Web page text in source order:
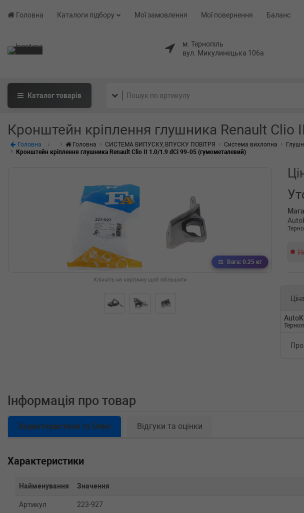
Головна Каталоги підбору Мої замовлення Мої повернення Баланс
м. Тернопіль
вул. Микулинецька 106а
Каталогтоварів
Кронштейн кріплення глушника Renault
Головна Головна СИСТЕМА ВИПУСКУ, ВПУСКУ ПОВІТРЯ Система вихлопна
Кронштейн кріплення глушника Renault Clio II 1.0/1.9 dCi 99-05 (гумометалевий)
Вага: 0.25 кг
Клікніть на картинку щоб збільшити
Ціна
Інформація про товар
Характеристики та Опис Відгуки та оцінки
Характеристики
Найменування Значення
Артикул 223-927